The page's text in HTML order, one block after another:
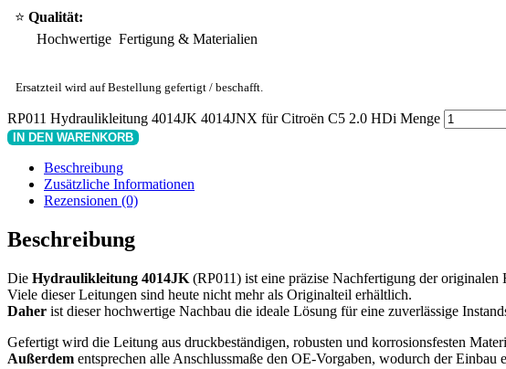
⭐ Qualität:
Hochwertige Fertigung & Materialien
Ersatzteil wird auf Bestellung gefertigt / beschafft.
RP011 Hydraulikleitung 4014JK 4014JNX für Citroën C5 2.0 HDi Menge
IN DEN WARENKORB
Beschreibung
Zusätzliche Informationen
Rezensionen (0)
Beschreibung
Die Hydraulikleitung 4014JK (RP011) ist eine präzise Nachfertigung der
Viele dieser Leitungen sind heute nicht mehr als Originalteil erhältlich.
Daher ist dieser hochwertige Nachbau die ideale Lösung für eine zuverlässige
Gefertigt wird die Leitung aus druckbeständigen, robusten und korrosionsfesten
Außerdem entsprechen alle Anschlussmaße den OE-Vorgaben, wodurch der Einbau